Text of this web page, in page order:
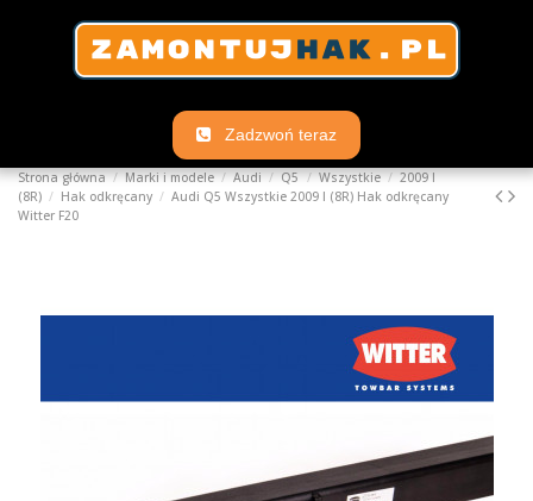
Zadzwoń teraz
Strona główna Marki i modele Audi Q5 Wszystkie
2009 I
(8R)
Hak odkręcany
Audi Q5 Wszystkie 2009 I (8R) Hak odkręcany
Witter F20